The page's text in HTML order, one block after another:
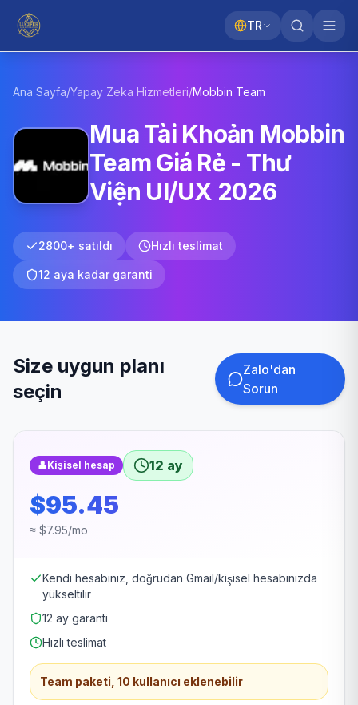
TR
Ana Sayfa/Yapay Zeka Hizmetleri/Mobbin Team
Mua Tài Khoản Mobbin
Team Giá Rẻ - Thư
Viện UI/UX 2026
2800+ satıldı Hızlı teslimat
12 aya kadar garanti
Size uygun planı
seçin
Zalo'dan
Sorun
👤Kişisel hesap 12 ay
$95.45
≈ $7.95/mo
Kendi hesabınız, doğrudan Gmail/kişisel hesabınızda
yükseltilir
12 ay garanti
Hızlı teslimat
Team paketi, 10 kullanıcı eklenebilir